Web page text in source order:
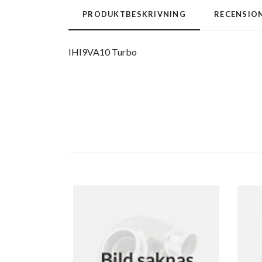
PRODUKTBESKRIVNING
IHI9VA10 Turbo